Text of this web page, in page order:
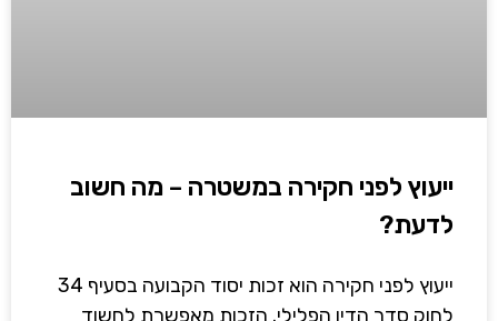
ייעוץ לפני חקירה במשטרה – מה חשוב
לדעת?
ייעוץ לפני חקירה הוא זכות יסוד הקבועה בסעיף 34
לחוק סדר הדין הפלילי. הזכות מאפשרת לחשוד